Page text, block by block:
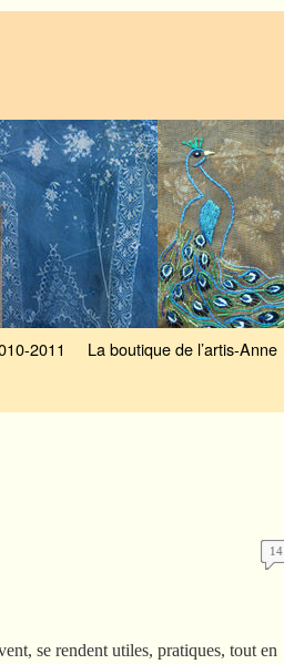
2011
La boutique de l’artis-Anne
14
se rendent utiles, pratiques, tout en